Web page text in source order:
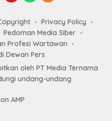
Privacy Policy
Pedoman Media Siber
Profesi Wartawan
Dewan Pers
oleh PT Media Ternama
undang-undang
AMP